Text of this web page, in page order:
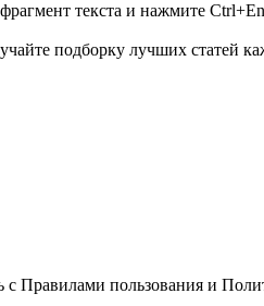
текста и нажмите
подборку лучших статей
с Правилами пользования и